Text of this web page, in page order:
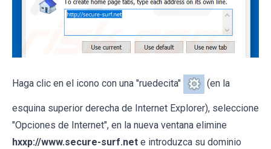
Haga clic en el icono con una "ruedecita" (en la
esquina superior derecha de Internet Explorer), seleccione
"Opciones de Internet", en la nueva ventana elimine
hxxp://www.secure-surf.net e introduzca su dominio